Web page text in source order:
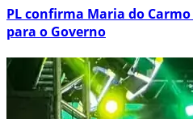
PL confirma Maria do
para o Governo